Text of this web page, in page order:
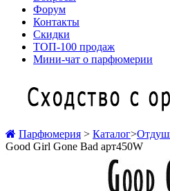
Форум
Контакты
Скидки
ТОП-100 продаж
Мини-чат о парфюмерии
Парфюмерия > Каталог>
Good Girl Gone Bad арт450W